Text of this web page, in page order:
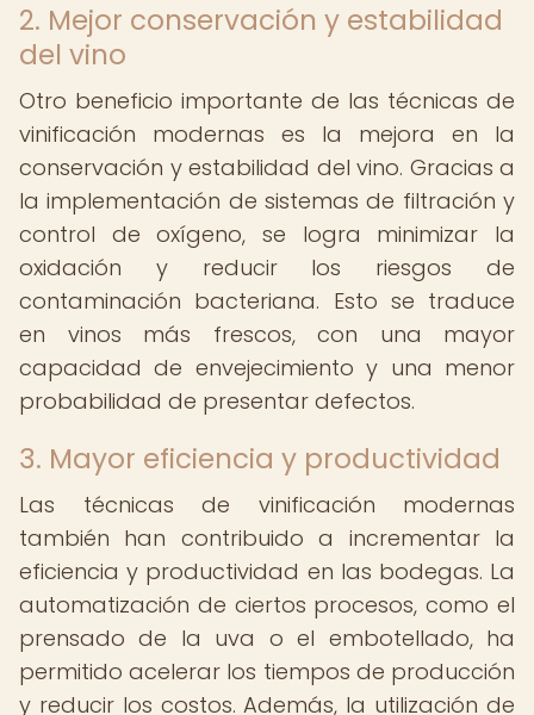
2. Mejor conservación y estabilidad
del vino
Otro beneficio importante de las técnicas de
vinificación modernas es la mejora en la
conservación y estabilidad del vino. Gracias a
la implementación de sistemas de filtración y
control de oxígeno, se logra minimizar la
oxidación y reducir los riesgos de
contaminación bacteriana. Esto se traduce
en vinos más frescos, con una mayor
capacidad de envejecimiento y una menor
probabilidad de presentar defectos.
3. Mayor eficiencia y productividad
Las técnicas de vinificación modernas
también han contribuido a incrementar la
eficiencia y productividad en las bodegas. La
automatización de ciertos procesos, como el
prensado de la uva o el embotellado, ha
permitido acelerar los tiempos de producción
y reducir los costos. Además, la utilización de